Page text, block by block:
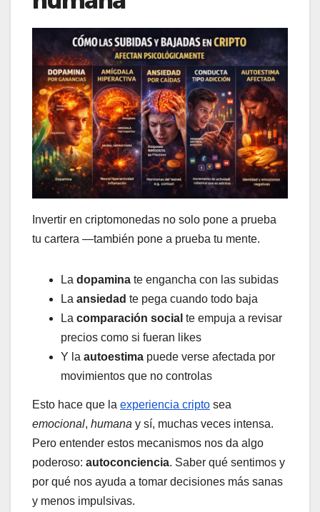
Invertir en criptomonedas no solo pone a prueba
tu cartera —también pone a prueba tu mente.
La dopamina te engancha con las subidas
La ansiedad te pega cuando todo baja
La comparación social te empuja a revisar
precios como si fueran likes
Y la autoestima puede verse afectada por
movimientos que no controlas
Esto hace que la experiencia cripto sea
emocional, humana y sí, muchas veces intensa.
Pero entender estos mecanismos nos da algo
poderoso: autoconciencia. Saber qué sentimos y
por qué nos ayuda a tomar decisiones más sanas
y menos impulsivas.